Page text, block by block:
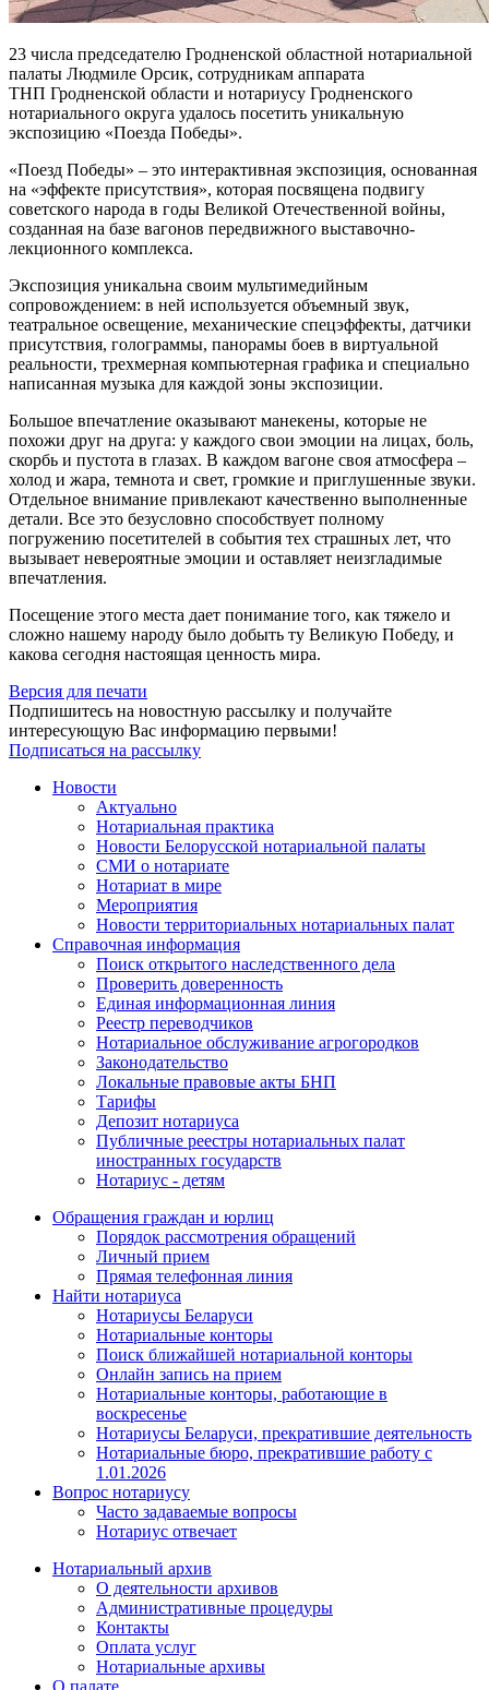
23 числа председателю Гродненской областной нотариальной
палаты Людмиле Орсик, сотрудникам аппарата
ТНП Гродненской области и нотариусу Гродненского
нотариального округа удалось посетить уникальную
экспозицию «Поезда Победы».
«Поезд Победы» – это интерактивная экспозиция, основанная
на «эффекте присутствия», которая посвящена подвигу
советского народа в годы Великой Отечественной войны,
созданная на базе вагонов передвижного выставочно-
лекционного комплекса.
Экспозиция уникальна своим мультимедийным
сопровождением: в ней используется объемный звук,
театральное освещение, механические спецэффекты, датчики
присутствия, голограммы, панорамы боев в виртуальной
реальности, трехмерная компьютерная графика и специально
написанная музыка для каждой зоны экспозиции.
Большое впечатление оказывают манекены, которые не
похожи друг на друга: у каждого свои эмоции на лицах, боль,
скорбь и пустота в глазах. В каждом вагоне своя атмосфера –
холод и жара, темнота и свет, громкие и приглушенные звуки.
Отдельное внимание привлекают качественно выполненные
детали. Все это безусловно способствует полному
погружению посетителей в события тех страшных лет, что
вызывает невероятные эмоции и оставляет неизгладимые
впечатления.
Посещение этого места дает понимание того, как тяжело и
сложно нашему народу было добыть ту Великую Победу, и
какова сегодня настоящая ценность мира.
Версия для печати
Подпишитесь на новостную рассылку и получайте
интересующую Вас информацию первыми!
Подписаться на рассылку
Новости
Актуально
Нотариальная практика
Новости Белорусской нотариальной палаты
СМИ о нотариате
Нотариат в мире
Мероприятия
Новости территориальных нотариальных палат
Справочная информация
Поиск открытого наследственного дела
Проверить доверенность
Единая информационная линия
Реестр переводчиков
Нотариальное обслуживание агрогородков
Законодательство
Локальные правовые акты БНП
Тарифы
Депозит нотариуса
Публичные реестры нотариальных палат
иностранных государств
Нотариус - детям
Обращения граждан и юрлиц
Порядок рассмотрения обращений
Личный прием
Прямая телефонная линия
Найти нотариуса
Нотариусы Беларуси
Нотариальные конторы
Поиск ближайшей нотариальной конторы
Онлайн запись на прием
Нотариальные конторы, работающие в
воскресенье
Нотариусы Беларуси, прекратившие деятельность
Нотариальные бюро, прекратившие работу с
1.01.2026
Вопрос нотариусу
Часто задаваемые вопросы
Нотариус отвечает
Нотариальный архив
О деятельности архивов
Административные процедуры
Контакты
Оплата услуг
Нотариальные архивы